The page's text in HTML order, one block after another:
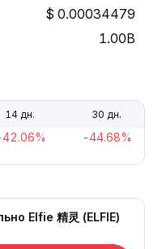
0.00034479
1.00B
14 дн. 30 дн.
-44.68%
Elfie 精灵 (ELFIE)